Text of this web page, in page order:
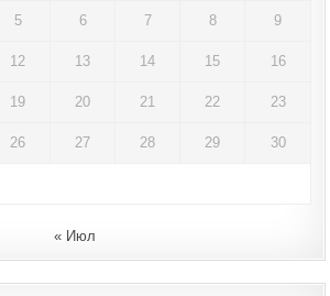
5 6 7 8 9
12 13 14 15 16
19 20 21 22 23
26 27 28 29 30
« Июл